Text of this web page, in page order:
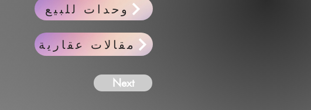
وحدات للبيع
مقالات عقارية
Next